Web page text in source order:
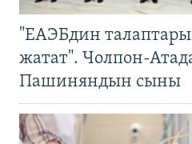
"ЕАЭБдин талаптары
жатат". Чолпон-
Пашиняндын сыны